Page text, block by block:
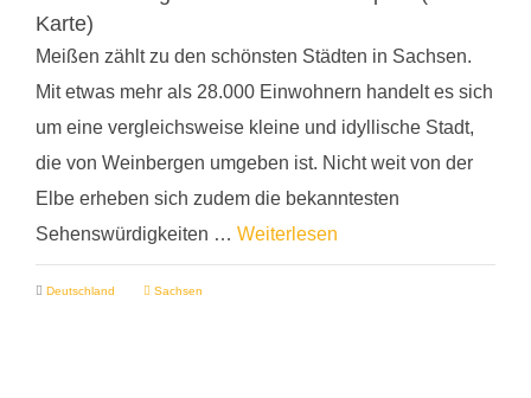
Karte)
Meißen zählt zu den schönsten Städten in Sachsen.
Mit etwas mehr als 28.000 Einwohnern handelt es sich
um eine vergleichsweise kleine und idyllische Stadt,
die von Weinbergen umgeben ist. Nicht weit von der
Elbe erheben sich zudem die bekanntesten
Sehenswürdigkeiten … Weiterlesen
Deutschland Sachsen